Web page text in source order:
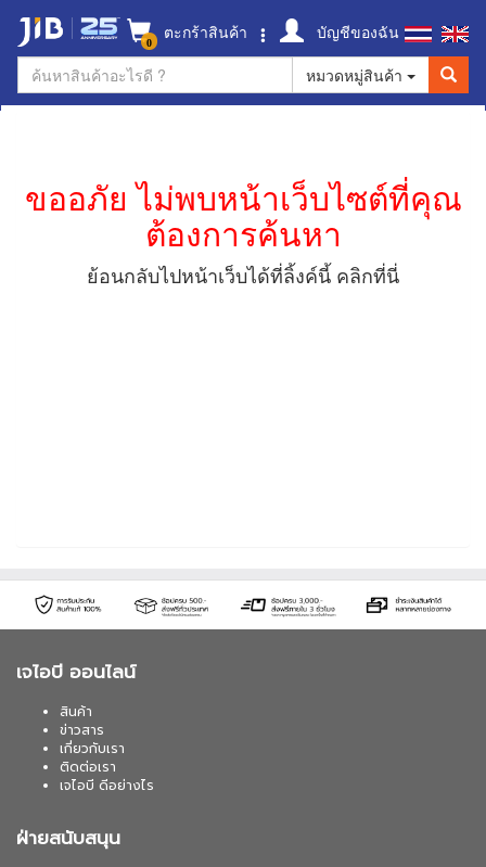
0 ตะกร้าสินค้า
บัญชีของฉัน
หมวดหมู่สินค้า
ขออภัย ไม่พบหน้าเว็บไซต์ที่คุณ
ต้องการค้นหา
ย้อนกลับไปหน้าเว็บได้ที่ลิ้งค์นี้ คลิกที่นี่
เจไอบี ออนไลน์
สินค้า
ข่าวสาร
เกี่ยวกับเรา
ติดต่อเรา
เจไอบี ดีอย่างไร
ฝ่ายสนับสนุน